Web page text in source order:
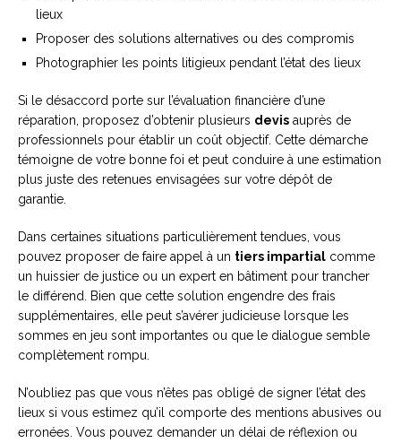
lieux
Proposer des solutions alternatives ou des compromis
Photographier les points litigieux pendant l’état des lieux
Si le désaccord porte sur l’évaluation financière d’une
réparation, proposez d’obtenir plusieurs devis auprès de
professionnels pour établir un coût objectif. Cette démarche
témoigne de votre bonne foi et peut conduire à une estimation
plus juste des retenues envisagées sur votre dépôt de
garantie.
Dans certaines situations particulièrement tendues, vous
pouvez proposer de faire appel à un tiers impartial comme
un huissier de justice ou un expert en bâtiment pour trancher
le différend. Bien que cette solution engendre des frais
supplémentaires, elle peut s’avérer judicieuse lorsque les
sommes en jeu sont importantes ou que le dialogue semble
complètement rompu.
N’oubliez pas que vous n’êtes pas obligé de signer l’état des
lieux si vous estimez qu’il comporte des mentions abusives ou
erronées. Vous pouvez demander un délai de réflexion ou